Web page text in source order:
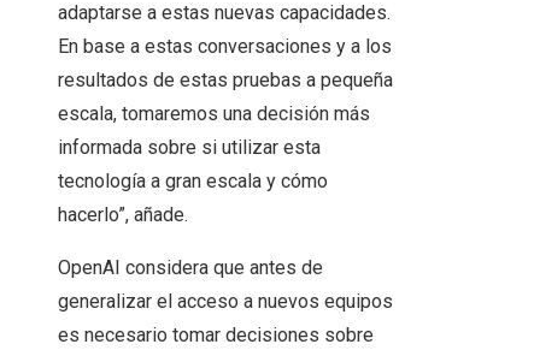
adaptarse a estas nuevas capacidades.
En base a estas conversaciones y a los
resultados de estas pruebas a pequeña
escala, tomaremos una decisión más
informada sobre si utilizar esta
tecnología a gran escala y cómo
hacerlo”, añade.
OpenAI considera que antes de
generalizar el acceso a nuevos equipos
es necesario tomar decisiones sobre